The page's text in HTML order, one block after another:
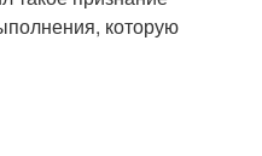
которую